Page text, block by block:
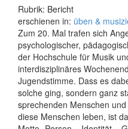
Rubrik: Bericht
erschienen in: üben &
Zum 20. Mal trafen sich
psychologischer,
der Hochschule für Musik
interdisziplinäres
Jugendstimme. Dass es
solche ging, sondern ganz
sprechenden Menschen
diese Menschen leben, ist